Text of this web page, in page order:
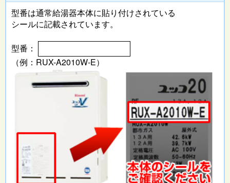
型番は通常給湯器本体に貼り付けされている
シールに記載されています。
型番：
（例：RUX-A2010W-E）